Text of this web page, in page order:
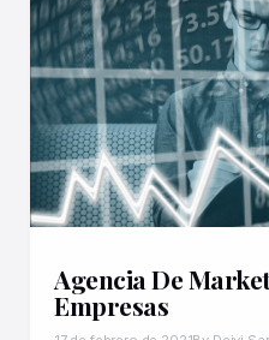
Agencia De
Empresas